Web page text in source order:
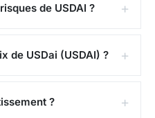
de USDAI ?
de USDai (USDAI) ?
?